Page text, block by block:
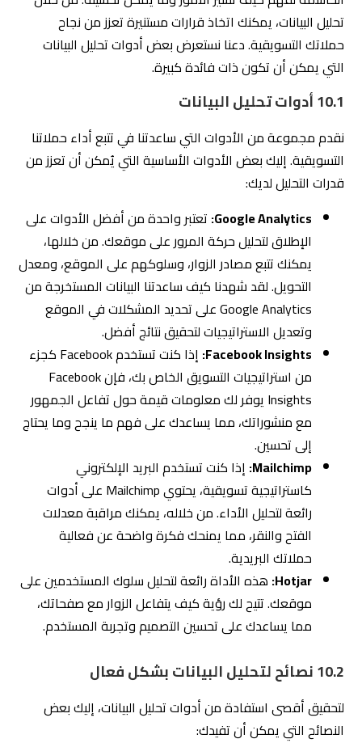
تحليل البيانات، يمكنك اتخاذ قرارات مستنيرة تعزز من نجاح
حملاتك التسويقية. دعنا نستعرض بعض أدوات تحليل البيانات
التي يمكن أن تكون ذات فائدة كبيرة.
10.1 أدوات تحليل البيانات
نقدم مجموعة من الأدوات التي ساعدتنا في تتبع أداء حملاتنا
التسويقية. إليك بعض الأدوات الأساسية التي يُمكن أن تعزز من
قدرات التحليل لديك:
Google Analytics: تعتبر واحدة من أفضل الأدوات على
الإطلاق لتحليل حركة المرور على موقعك. من خلالها،
يمكنك تتبع مصادر الزوار، وسلوكهم على الموقع، ومعدل
التحويل. لقد شهدنا كيف ساعدتنا البيانات المستخرجة من
Google Analytics على تحديد المشكلات في الموقع
وتعديل الاستراتيجيات لتحقيق نتائج أفضل.
Facebook Insights:
إذا كنت تستخدم Facebook كجزء
من استراتيجيات التسويق الخاص بك، فإن Facebook
Insights يوفر لك معلومات قيمة حول تفاعل الجمهور
مع منشوراتك، مما يساعدك على فهم ما ينجح وما يحتاج
إلى تحسين.
Mailchimp: إذا كنت تستخدم البريد الإلكتروني
كاستراتيجية تسويقية، يحتوي Mailchimp على أدوات
رائعة لتحليل الأداء. من خلاله، يمكنك مراقبة معدلات
الفتح والنقر، مما يمنحك فكرة واضحة عن فعالية
حملاتك البريدية.
Hotjar: هذه الأداة رائعة لتحليل سلوك المستخدمين على
موقعك. تتيح لك رؤية كيف يتفاعل الزوار مع صفحاتك،
مما يساعدك على تحسين التصميم وتجربة المستخدم.
10.2 نصائح لتحليل البيانات بشكل فعال
لتحقيق أقصى استفادة من أدوات تحليل البيانات، إليك بعض
النصائح التي يمكن أن تفيدك: